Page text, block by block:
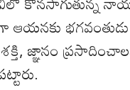
ఆయనకు భగవంతుడు
జ్ఞానం